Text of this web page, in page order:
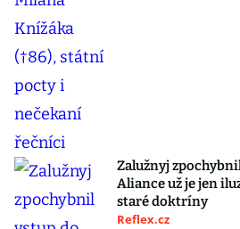
Zalužnyj
Aliance už je jen
staré doktríny
Reflex.cz